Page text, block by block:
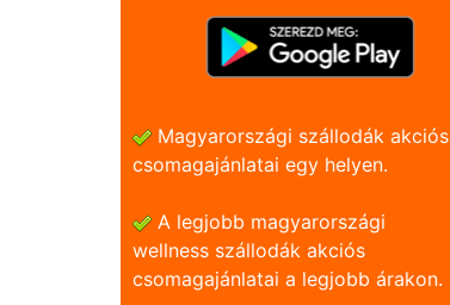
Magyarországi szállodák akciós
csomagajánlatai egy helyen.
A legjobb magyarországi
wellness szállodák akciós
csomagajánlatai a legjobb árakon.